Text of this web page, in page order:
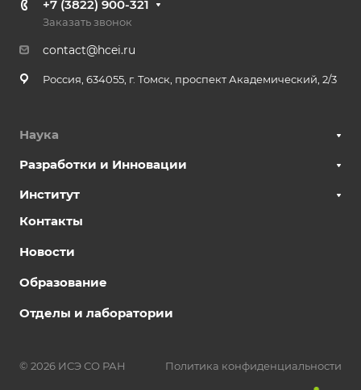
+7 (3822) 900-321
Заказать звонок
contact@hcei.ru
Россия, 634055, г. Томск, проспект Академический, 2/3
Наука
Разработки и Инновации
Институт
Контакты
Новости
Образование
Отделы и лаборатории
© 2026 ИСЭ СО РАН Политика конфиденциальности